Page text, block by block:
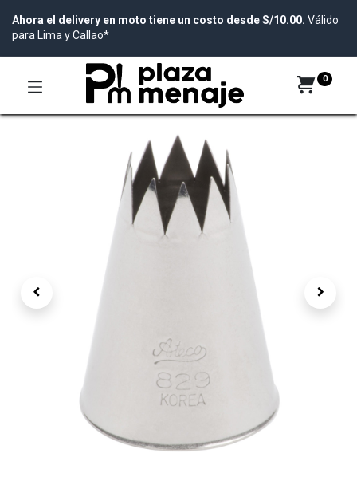
Ahora el delivery en moto tiene un costo desde S/10.00. Válido
para Lima y Callao*
0